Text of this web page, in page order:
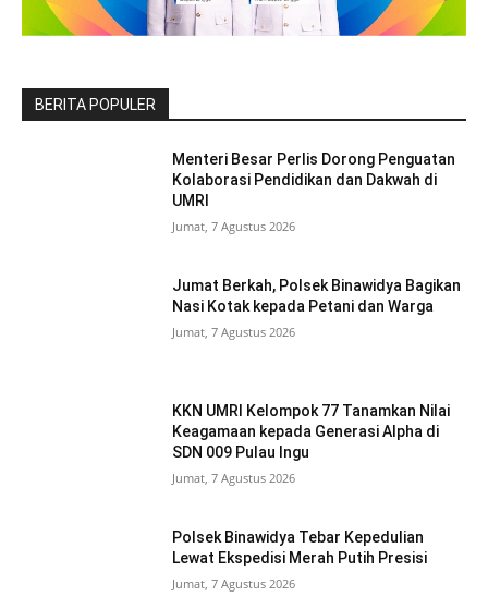
BERITA POPULER
Menteri Besar Perlis Dorong Penguatan
Kolaborasi Pendidikan dan Dakwah di
UMRI
Jumat, 7 Agustus 2026
Jumat Berkah, Polsek Binawidya Bagikan
Nasi Kotak kepada Petani dan Warga
Jumat, 7 Agustus 2026
KKN UMRI Kelompok 77 Tanamkan Nilai
Keagamaan kepada Generasi Alpha di
SDN 009 Pulau Ingu
Jumat, 7 Agustus 2026
Polsek Binawidya Tebar Kepedulian
Lewat Ekspedisi Merah Putih Presisi
Jumat, 7 Agustus 2026